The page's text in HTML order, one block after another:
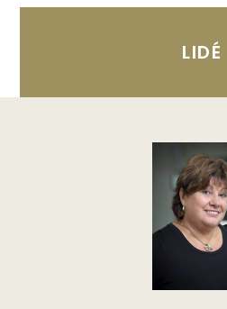
LIDÉ